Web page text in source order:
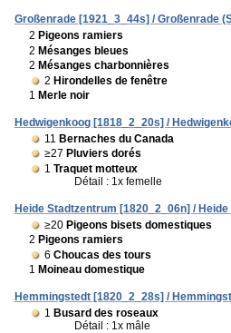
Großenrade [1921_3_44s] / Großenrade
2 Pigeons ramiers
2 Mésanges bleues
2 Mésanges charbonnières
2 Hirondelles de fenêtre
1 Merle noir
Hedwigenkoog [1818_2_20s] /
11 Bernaches du Canada
≥27 Pluviers dorés
1 Traquet motteux
Détail : 1x femelle
Heide Stadtzentrum [1820_2_06n] / Heide
≥20 Pigeons bisets domestiques
2 Pigeons ramiers
6 Choucas des tours
1 Moineau domestique
Hemmingstedt [1820_2_28s] /
1 Busard des roseaux
Détail : 1x mâle